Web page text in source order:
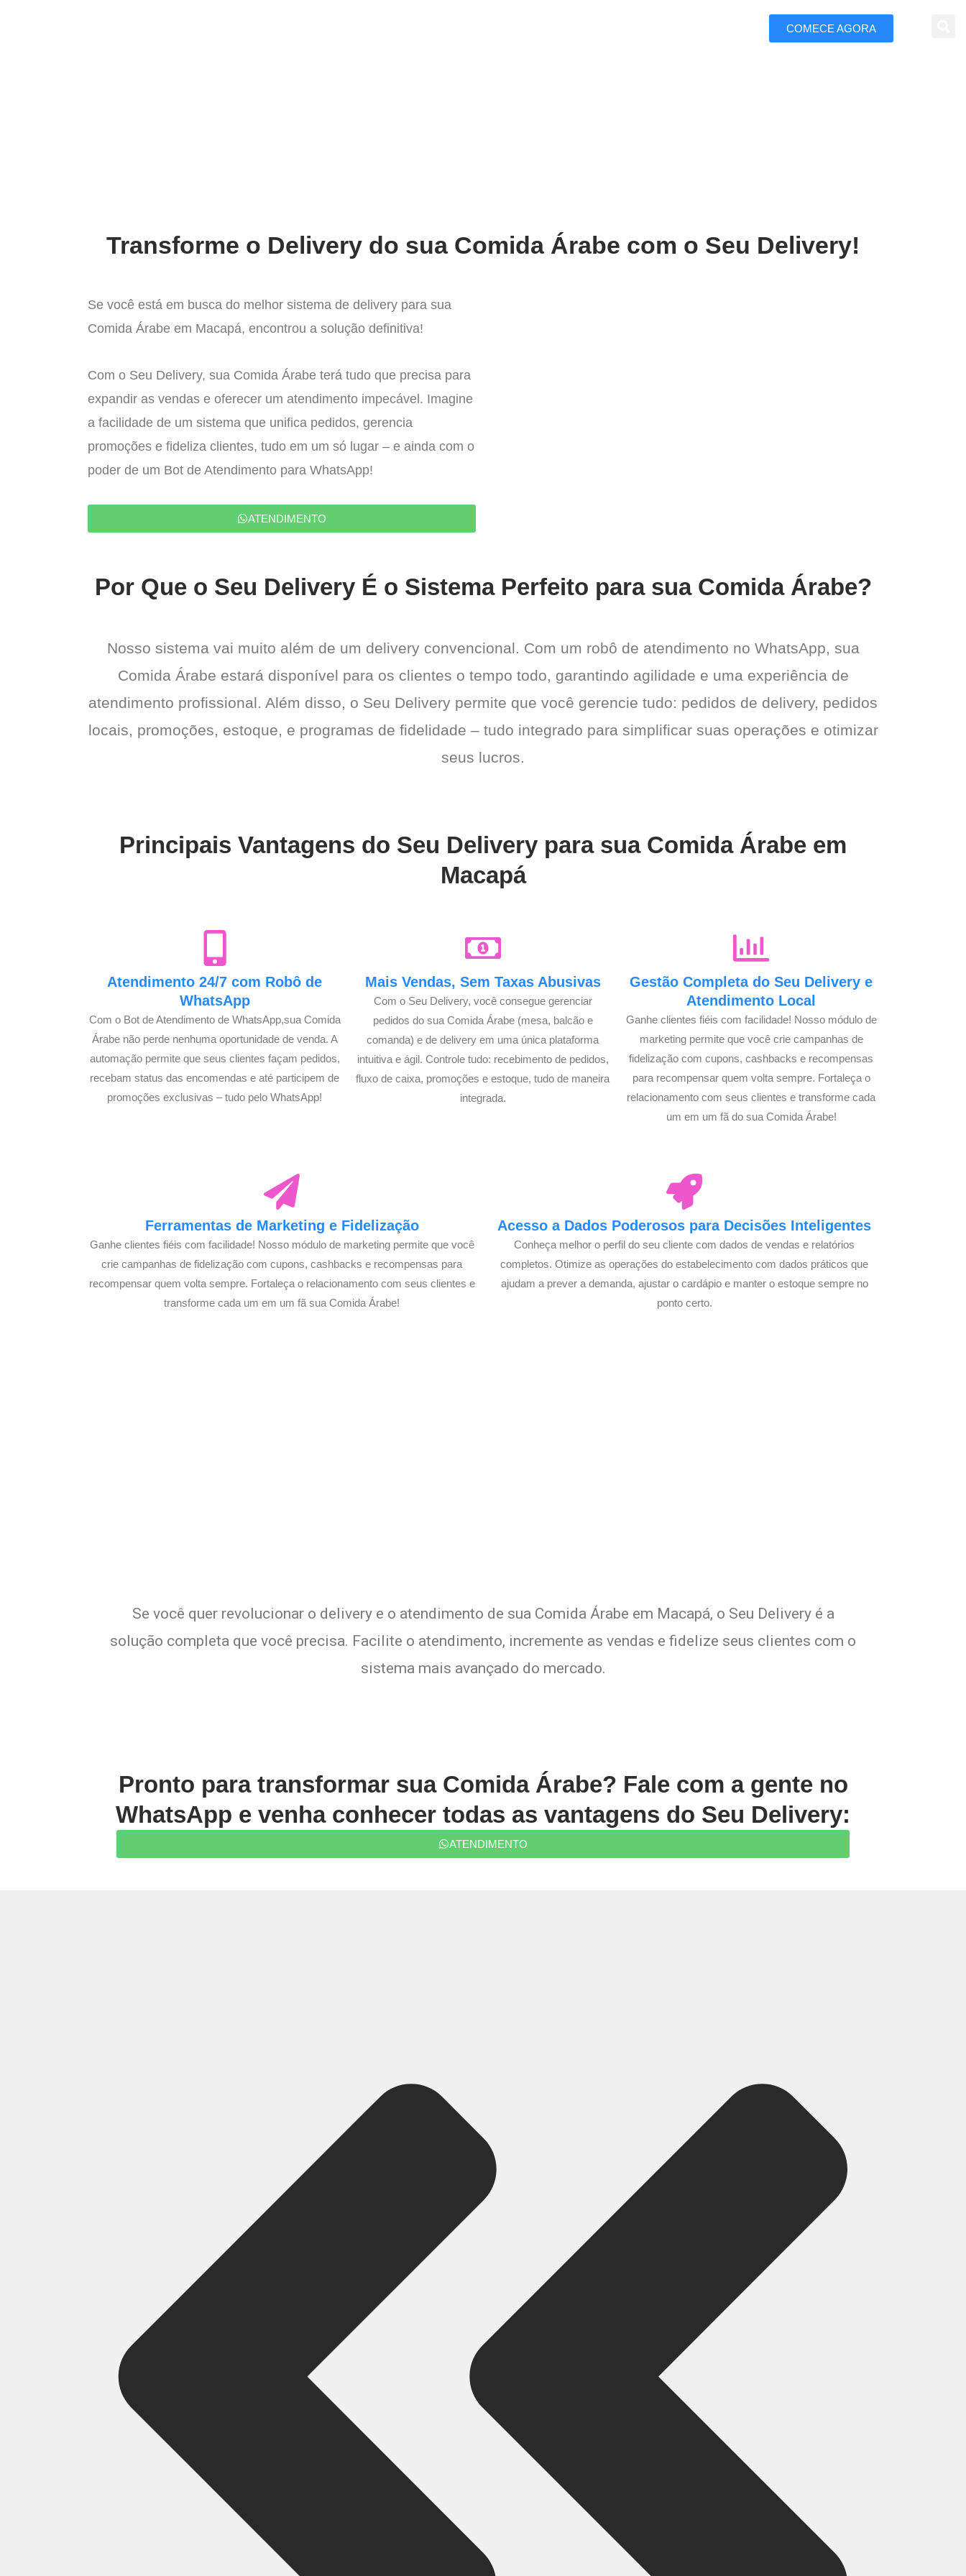
COMECE AGORA
Transforme o Delivery do sua Comida Árabe com o Seu Delivery!
Se você está em busca do melhor sistema de delivery para sua
Comida Árabe em Macapá, encontrou a solução definitiva!
Com o Seu Delivery, sua Comida Árabe terá tudo que precisa para
expandir as vendas e oferecer um atendimento impecável. Imagine
a facilidade de um sistema que unifica pedidos, gerencia
promoções e fideliza clientes, tudo em um só lugar – e ainda com o
poder de um Bot de Atendimento para WhatsApp!
ATENDIMENTO
Por Que o Seu Delivery É o Sistema Perfeito para sua Comida Árabe?
Nosso sistema vai muito além de um delivery convencional. Com um robô de atendimento no WhatsApp, sua
Comida Árabe estará disponível para os clientes o tempo todo, garantindo agilidade e uma experiência de
atendimento profissional. Além disso, o Seu Delivery permite que você gerencie tudo: pedidos de delivery, pedidos
locais, promoções, estoque, e programas de fidelidade – tudo integrado para simplificar suas operações e otimizar
seus lucros.
Principais Vantagens do Seu Delivery para sua Comida Árabe em
Macapá
Atendimento 24/7 com Robô de
WhatsApp
Com o Bot de Atendimento de WhatsApp,sua Comida
Árabe não perde nenhuma oportunidade de venda. A
automação permite que seus clientes façam pedidos,
recebam status das encomendas e até participem de
promoções exclusivas – tudo pelo WhatsApp!
Mais Vendas, Sem Taxas Abusivas
Com o Seu Delivery, você consegue gerenciar
pedidos do sua Comida Árabe (mesa, balcão e
comanda) e de delivery em uma única plataforma
intuitiva e ágil. Controle tudo: recebimento de pedidos,
fluxo de caixa, promoções e estoque, tudo de maneira
integrada.
Gestão Completa do Seu Delivery e
Atendimento Local
Ganhe clientes fiéis com facilidade! Nosso módulo de
marketing permite que você crie campanhas de
fidelização com cupons, cashbacks e recompensas
para recompensar quem volta sempre. Fortaleça o
relacionamento com seus clientes e transforme cada
um em um fã do sua Comida Árabe!
Ferramentas de Marketing e Fidelização
Ganhe clientes fiéis com facilidade! Nosso módulo de marketing permite que você
crie campanhas de fidelização com cupons, cashbacks e recompensas para
recompensar quem volta sempre. Fortaleça o relacionamento com seus clientes e
transforme cada um em um fã sua Comida Árabe!
Acesso a Dados Poderosos para Decisões Inteligentes
Conheça melhor o perfil do seu cliente com dados de vendas e relatórios
completos. Otimize as operações do estabelecimento com dados práticos que
ajudam a prever a demanda, ajustar o cardápio e manter o estoque sempre no
ponto certo.
Se você quer revolucionar o delivery e o atendimento de sua Comida Árabe em Macapá, o Seu Delivery é a
solução completa que você precisa. Facilite o atendimento, incremente as vendas e fidelize seus clientes com o
sistema mais avançado do mercado.
Pronto para transformar sua Comida Árabe? Fale com a gente no
WhatsApp e venha conhecer todas as vantagens do Seu Delivery:
ATENDIMENTO